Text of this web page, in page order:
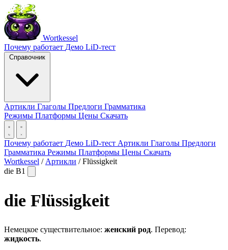
Wortkessel
Почему работает Демо LiD-тест
Справочник
Артикли Глаголы Предлоги Грамматика
Режимы Платформы Цены Скачать
Почему работает Демо LiD-тест Артикли Глаголы Предлоги
Грамматика Режимы Платформы Цены Скачать
Wortkessel / Артикли / Flüssigkeit
die B1
die Flüssigkeit
Немецкое существительное: женский род. Перевод:
жидкость.